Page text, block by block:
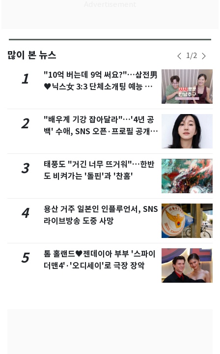
많이 본 뉴스 1/2
1
"10억 버는데 9억 써요?"…삼전男
♥닉스女 3:3 단체소개팅 예능 화
2
"배우계 기강 잡아달라"…'4년 공
백' 수애, SNS 오픈·프로필 공개
3
태풍도 "거긴 너무 뜨거워"…한반
도 비켜가는 '돌핀'과 '찬홈'
4
용산 거주 일본인 인플루언서, SNS
라이브방송 도중 사망
5
톰 홀랜드♥젠데이아 부부 '스파이
더맨4'·'오디세이'로 극장 장악